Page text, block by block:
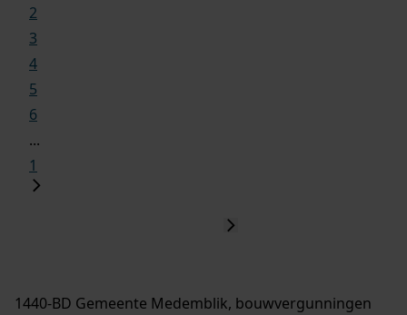
2
3
4
5
6
...
1
1440-BD Gemeente Medemblik, bouwvergunningen